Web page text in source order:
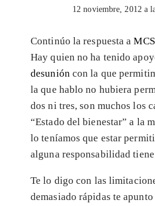
12 noviembre, 2012 a
Continúo la respuesta aMCS
Hay quien no ha tenido
desunión con la que
la que hablo no hubiera
dos ni tres, son muchos los
“Estado del bienestar” a la
lo teníamos que estar
alguna responsabilidad
Te lo digo con las
demasiado rápidas te